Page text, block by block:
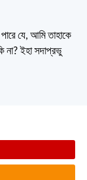
যে, আমি তাহাকে
না? ইহা সদাপ্রভু